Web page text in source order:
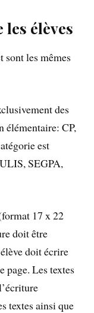
élèves
sont les mêmes
des
élémentaire: CP,
est
SEGPA,
17 x 22
doit être
doit écrire
page. Les textes
textes ainsi que